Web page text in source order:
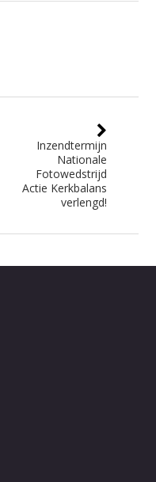
Inzendtermijn
Nationale
Fotowedstrijd
Actie Kerkbalans
verlengd!